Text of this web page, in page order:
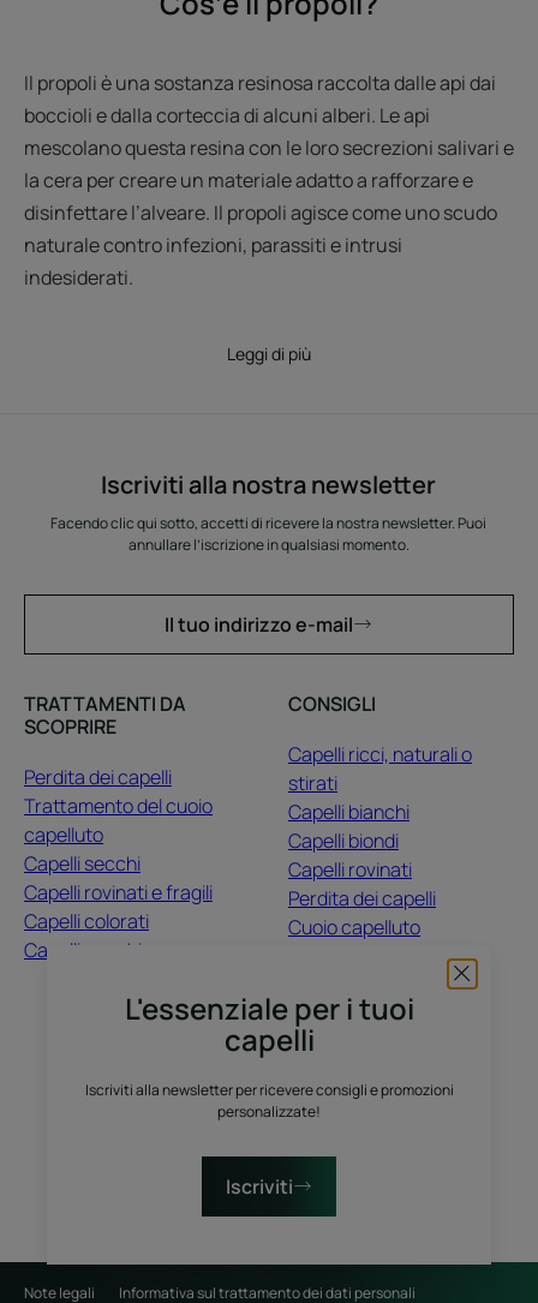
Il propoli è una sostanza resinosa raccolta dalle api dai
boccioli e dalla corteccia di alcuni alberi. Le api
mescolano questa resina con le loro secrezioni salivari e
la cera per creare un materiale adatto a rafforzare e
disinfettare l’alveare. Il propoli agisce come uno scudo
naturale contro infezioni, parassiti e intrusi
indesiderati.
Leggi di più
L'essenziale per i tuoi
capelli
Iscriviti alla newsletter per ricevere consigli e promozioni
personalizzate!
Iscriviti
Iscriviti alla nostra newsletter
Facendo clic qui sotto, accetti di ricevere la nostra newsletter. Puoi
annullare l’iscrizione in qualsiasi momento.
Il tuo indirizzo e-mail
TRATTAMENTI DA
SCOPRIRE
Perdita dei capelli
Trattamento del cuoio
capelluto
Capelli secchi
Capelli rovinati e fragili
Capelli colorati
Capelli opachi
CONSIGLI
Capelli ricci, naturali o
stirati
Capelli bianchi
Capelli biondi
Capelli rovinati
Perdita dei capelli
Cuoio capelluto
CHI SIAMO
ContattiDomande frequenti
Raccolta differenziata dei prodotti vendita
Raccolta differenziata dei campioni prova gratuiti
Note legali Informativa sul trattamento dei dati personali